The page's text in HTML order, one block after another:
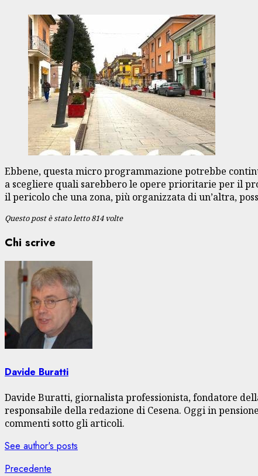
Ebbene, questa micro programmazione potrebbe
a scegliere quali sarebbero le opere prioritarie per il
il pericolo che una zona, più organizzata di un’altra,
Questo post è stato letto 814 volte
Chi scrive
Davide Buratti
Davide Buratti, giornalista professionista, fondatore
responsabile della redazione di Cesena. Oggi in
commenti sotto gli articoli.
See author's posts
Navigazione
Precedente